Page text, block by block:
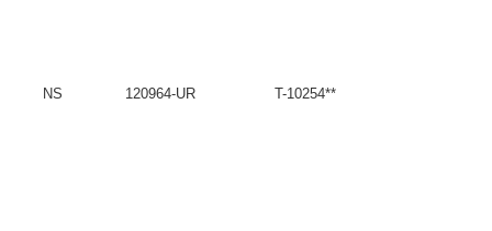
NS 120964-UR T-10254**